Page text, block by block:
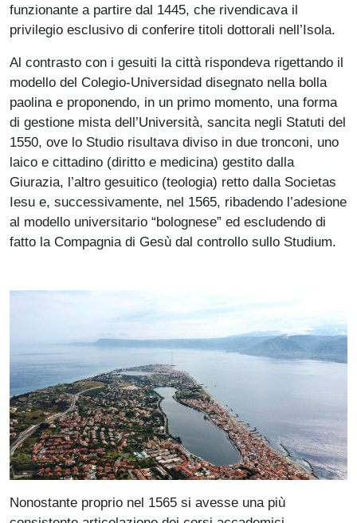
funzionante a partire dal 1445, che rivendicava il
privilegio esclusivo di conferire titoli dottorali nell’Isola.
Al contrasto con i gesuiti la città rispondeva rigettando il
modello del Colegio-Universidad disegnato nella bolla
paolina e proponendo, in un primo momento, una forma
di gestione mista dell’Università, sancita negli Statuti del
1550, ove lo Studio risultava diviso in due tronconi, uno
laico e cittadino (diritto e medicina) gestito dalla
Giurazia, l’altro gesuitico (teologia) retto dalla Societas
Iesu e, successivamente, nel 1565, ribadendo l’adesione
al modello universitario “bolognese” ed escludendo di
fatto la Compagnia di Gesù dal controllo sullo Studium.
Nonostante proprio nel 1565 si avesse una più